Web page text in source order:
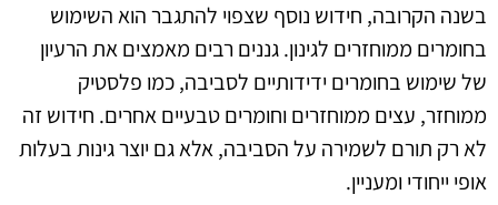
בשנה הקרובה, חידוש נוסף שצפוי להתגבר הוא השימוש
בחומרים ממוחזרים לגינון. גננים רבים מאמצים את הרעיון
של שימוש בחומרים ידידותיים לסביבה, כמו פלסטיק
ממוחזר, עצים ממוחזרים וחומרים טבעיים אחרים. חידוש זה
לא רק תורם לשמירה על הסביבה, אלא גם יוצר גינות בעלות
אופי ייחודי ומעניין.